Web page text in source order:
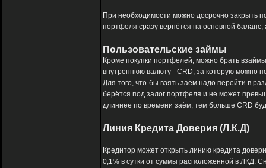
При необходимости можно досрочно закрыть
портфеля сразу вернётся на основной
Пользовательские займы
Кроме покупки портфелей, можно брать
внутреннюю валюту - CRD, за которую можно
Для того, что-бы взять заём надо перейти в
берётся под залог портфеля и не может
длиннее по времени заём, тем больше CRD
Линия Кредита Доверия (Л.К.Д)
Кредитор может открыть линию кредита
0,1% в сутки от суммы расположенной в ЛКД.